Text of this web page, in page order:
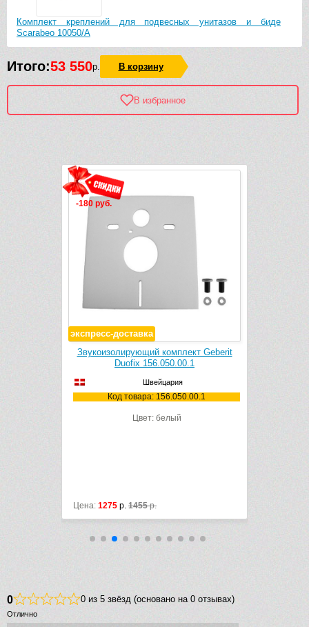
Комплект креплений для подвесных унитазов и биде
Scarabeo 10050/A
Итого:53 550р. В корзину
В избранное
-180 руб.
экспресс-доставка
Звукоизолирующий комплект Geberit
Duofix 156.050.00.1
Швейцария
Код товара: 156.050.00.1
Цвет: белый
Цена: 1275 р. 1455р.
0 0 из 5 звёзд (основано на 0 отзывах)
Отлично